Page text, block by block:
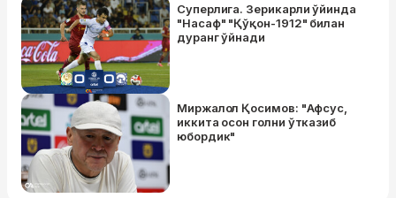
Суперлига. Зерикарли ўйинда
"Насаф" "Қўқон-1912" билан
дуранг ўйнади
Миржалол Қосимов: "Афсус,
иккита осон голни ўтказиб
юбордик"